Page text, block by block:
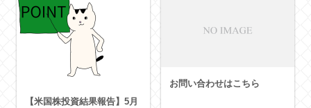
【米国株投資結果報告】5月
お問い合わせはこちら